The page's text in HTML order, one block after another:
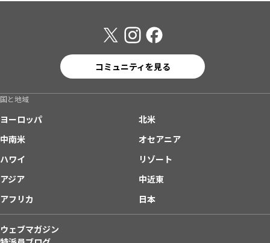
コミュニティを見る
国と地域
ヨーロッパ
北米
中南米
オセアニア
ハワイ
リゾート
アジア
中近東
アフリカ
日本
ウェブマガジン